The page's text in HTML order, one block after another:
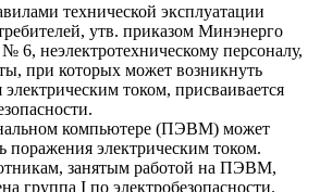
технической эксплуатации
утв. приказом Минэнерго
6, неэлектротехническому персоналу,
при которых может возникнуть
током, присваивается
компьютере (ПЭВМ) может
поражения электрическим током.
занятым работой на ПЭВМ,
группа I по электробезопасности.